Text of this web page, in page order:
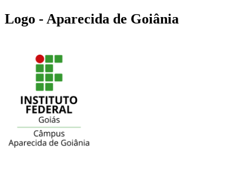
Logo - Aparecida de Goiânia